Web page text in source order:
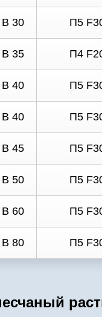
В 30 П5
В 35 П4
В 40 П5
В 40 П5
В 45 П5
В 50 П5
В 60 П5
В 80 П5